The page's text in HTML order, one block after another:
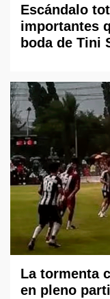
Escándalo
importantes
boda de Tini
La tormenta
en pleno